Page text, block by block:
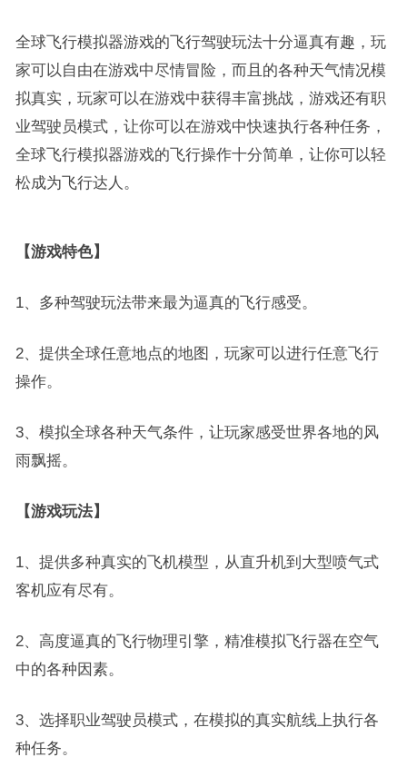
全球飞行模拟器游戏的飞行驾驶玩法十分逼真有趣，玩
家可以自由在游戏中尽情冒险，而且的各种天气情况模
拟真实，玩家可以在游戏中获得丰富挑战，游戏还有职
业驾驶员模式，让你可以在游戏中快速执行各种任务，
全球飞行模拟器游戏的飞行操作十分简单，让你可以轻
松成为飞行达人。
【游戏特色】
1、多种驾驶玩法带来最为逼真的飞行感受。
2、提供全球任意地点的地图，玩家可以进行任意飞行
操作。
3、模拟全球各种天气条件，让玩家感受世界各地的风
雨飘摇。
【游戏玩法】
1、提供多种真实的飞机模型，从直升机到大型喷气式
客机应有尽有。
2、高度逼真的飞行物理引擎，精准模拟飞行器在空气
中的各种因素。
3、选择职业驾驶员模式，在模拟的真实航线上执行各
种任务。